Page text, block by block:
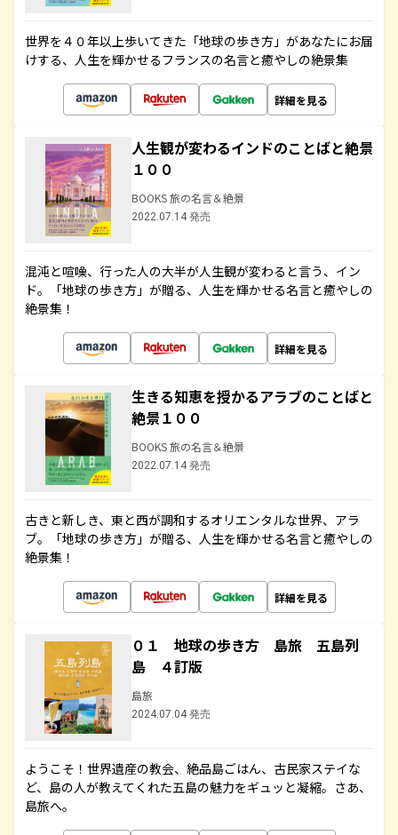
世界を４０年以上歩いてきた「地球の歩き方」があなたにお届
けする、人生を輝かせるフランスの名言と癒やしの絶景集
詳細を見る
人生観が変わるインドのことばと絶景
１００
BOOKS 旅の名言＆絶景
2022.07.14 発売
混沌と喧噪、行った人の大半が人生観が変わると言う、イン
ド。「地球の歩き方」が贈る、人生を輝かせる名言と癒やしの
絶景集！
詳細を見る
生きる知恵を授かるアラブのことばと
絶景１００
BOOKS 旅の名言＆絶景
2022.07.14 発売
古きと新しき、東と西が調和するオリエンタルな世界、アラ
ブ。「地球の歩き方」が贈る、人生を輝かせる名言と癒やしの
絶景集！
詳細を見る
０１ 地球の歩き方 島旅 五島列
島 ４訂版
島旅
2024.07.04 発売
ようこそ！世界遺産の教会、絶品島ごはん、古民家ステイな
ど、島の人が教えてくれた五島の魅力をギュッと凝縮。さあ、
島旅へ。